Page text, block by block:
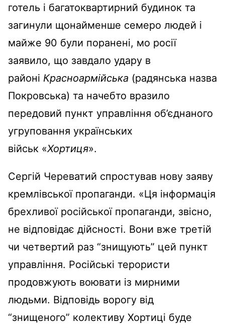
готель і багатоквартирний будинок та
загинули щонайменше семеро людей і
майже 90 були поранені, мо росії
заявило, що завдало удару в
районі Красноармійська (радянська назва
Покровська) та начебто вразило
передовий пункт управління об’єднаного
угруповання українських
військ «Хортиця».
Сергій Череватий спростував нову заяву
кремлівської пропаганди. «Ця інформація
брехливої російської пропаганди, звісно,
не відповідає дійсності. Вони вже третій
чи четвертий раз “знищують” цей пункт
управління. Російські терористи
продовжують воювати із мирними
людьми. Відповідь ворогу від
“знищеного” колективу Хортиці буде